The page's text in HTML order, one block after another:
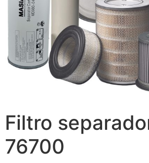
Filtro
76700